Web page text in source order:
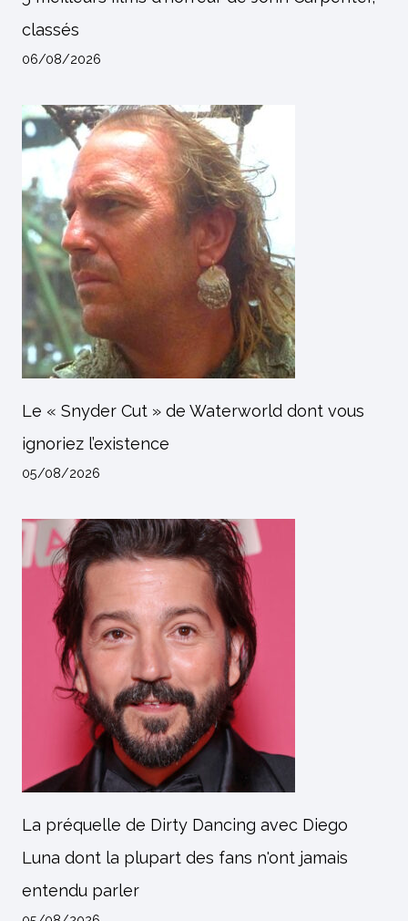
classés
06/08/2026
Le « Snyder Cut » de Waterworld dont vous
ignoriez l’existence
05/08/2026
La préquelle de Dirty Dancing avec Diego
Luna dont la plupart des fans n'ont jamais
entendu parler